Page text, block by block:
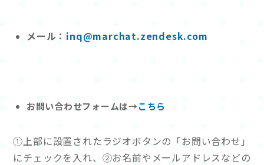
メール： inq@marchat.zendesk.com
お問い合わせフォームは→こちら
①上部に設置されたラジオボタンの「お問い合わせ」
にチェックを入れ、②お名前やメールアドレスなどの